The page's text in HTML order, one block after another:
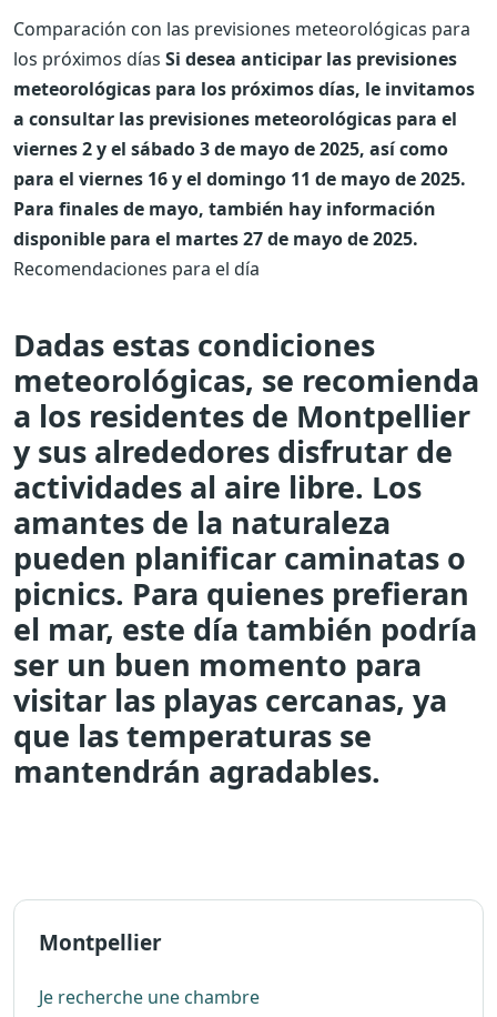
Comparación con las previsiones meteorológicas para
los próximos días Si desea anticipar las previsiones
meteorológicas para los próximos días, le invitamos
a consultar las previsiones meteorológicas para el
viernes 2 y el sábado 3 de mayo de 2025, así como
para el viernes 16 y el domingo 11 de mayo de 2025.
Para finales de mayo, también hay información
disponible para el martes 27 de mayo de 2025.
Recomendaciones para el día
Dadas estas condiciones
meteorológicas, se recomienda
a los residentes de Montpellier
y sus alrededores disfrutar de
actividades al aire libre. Los
amantes de la naturaleza
pueden planificar caminatas o
picnics. Para quienes prefieran
el mar, este día también podría
ser un buen momento para
visitar las playas cercanas, ya
que las temperaturas se
mantendrán agradables.
Montpellier
Je recherche une chambre